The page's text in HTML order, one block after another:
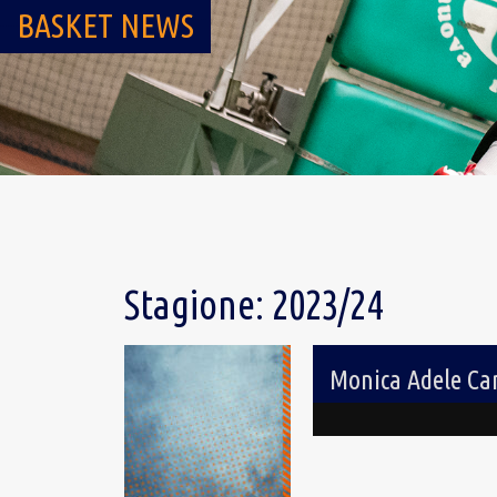
BASKET NEWS
Stagione: 2023/24
Monica Adele